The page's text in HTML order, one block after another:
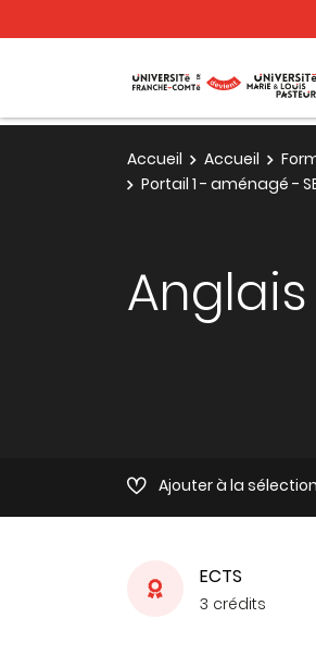
Accueil Accueil
Portail 1 - aménagé -
Anglais
Ajouter à la sélection
ECTS
3 crédits